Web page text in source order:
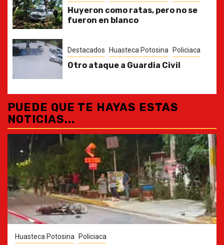
Huyeron como ratas, pero no se
fueron en blanco
Destacados Huasteca Potosina Policiaca
Otro ataque a Guardia Civil
PUEDE QUE TE HAYAS ESTAS
NOTICIAS...
Huasteca Potosina Policiaca